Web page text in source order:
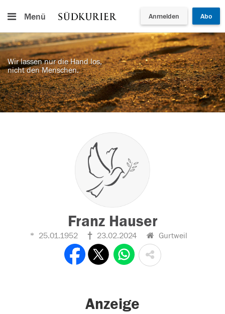
Menü Anmelden Abo
Wir lassen nur die Hand los,
nicht den Menschen.
Franz Hauser
25.01.1952 23.02.2024 Gurtweil
Anzeige